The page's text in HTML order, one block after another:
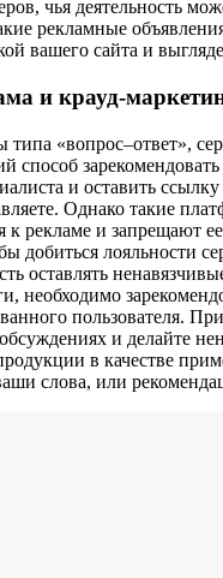
чья деятельность
рекламные
вашего сайта и
и крауд-
«вопрос–ответ»,
зарекомендовать
и оставить
Однако такие
к рекламе и запрещают
добиться лояльности
оставлять
необходимо
пользователя.
и делайте
в качестве
слова, или